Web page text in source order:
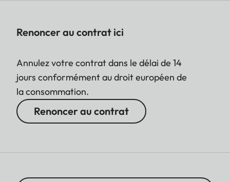
Renoncer au contrat ici
Annulez votre contrat dans le délai de 14
jours conformément au droit européen de
la consommation.
Renoncer au contrat